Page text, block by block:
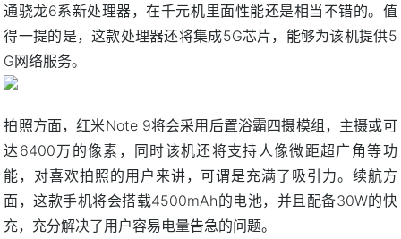
通骁龙6系新处理器，在千元机里面性能还是相当不错的。值
得一提的是，这款处理器还将集成5G芯片，能够为该机提供5
G网络服务。
拍照方面，红米Note 9将会采用后置浴霸四摄模组，主摄或可
达6400万的像素，同时该机还将支持人像微距超广角等功
能，对喜欢拍照的用户来讲，可谓是充满了吸引力。续航方
面，这款手机将会搭载4500mAh的电池，并且配备30W的快
充，充分解决了用户容易电量告急的问题。